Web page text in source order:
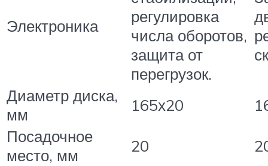
Электроника
регулировка
числа оборотов,
защита от
перегрузок.
Диаметр диска,
мм
165х20
Посадочное
место, мм
20